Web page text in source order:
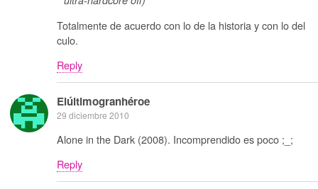
Totalmente de acuerdo con lo de la historia y con lo del
culo.
Reply
Elúltimogranhéroe
29 diciembre 2010
Alone in the Dark (2008). Incomprendido es poco ;_;
Reply